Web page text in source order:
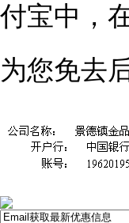
付宝中，
为您免去